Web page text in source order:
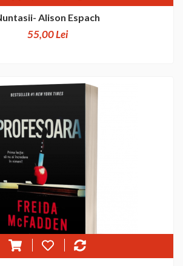
Alison Espach
55,00 Lei